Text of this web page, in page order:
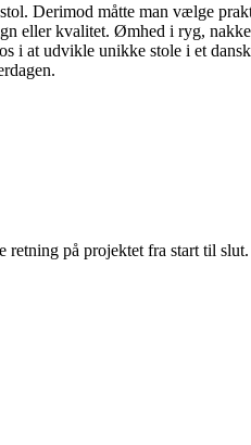
Derimod måtte man vælge
eller kvalitet. Ømhed i ryg,
i at udvikle unikke stole i et
på projektet fra start til slut.